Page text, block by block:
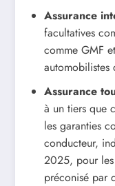
Assurance
facultatives
comme GMF
Assurance
à un tiers que
les garanties
conducteur,
2025, pour les
préconisé par